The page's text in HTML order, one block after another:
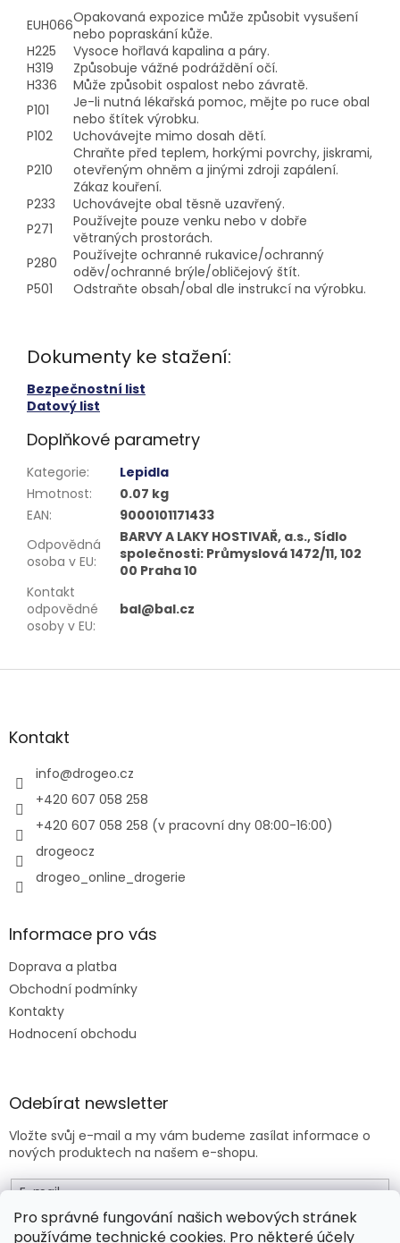
Pro správné fungování našich webových stránek
používáme technické cookies. Pro některé účely
EUH066Opakovaná expozice může způsobit vysušení
nebo popraskání kůže.
H225
Vysoce hořlavá kapalina a páry.
H319
Způsobuje vážné podráždění očí.
H336
Může způsobit ospalost nebo závratě.
P101
Je-li nutná lékařská pomoc, mějte po ruce obal
nebo štítek výrobku.
P102
Uchovávejte mimo dosah dětí.
P210
Chraňte před teplem, horkými povrchy, jiskrami,
otevřeným ohněm a jinými zdroji zapálení.
Zákaz kouření.
P233
Uchovávejte obal těsně uzavřený.
P271
Používejte pouze venku nebo v dobře
větraných prostorách.
P280
Používejte ochranné rukavice/ochranný
oděv/ochranné brýle/obličejový štít.
P501
Odstraňte obsah/obal dle instrukcí na výrobku.
Dokumenty ke stažení:
Bezpečnostní list
Datový list
Doplňkové parametry
Kategorie:
Lepidla
Hmotnost:
0.07 kg
EAN:
9000101171433
Odpovědná
osoba v EU:
BARVY A LAKY HOSTIVAŘ, a.s., Sídlo
společnosti: Průmyslová 1472/11, 102
00 Praha 10
Kontakt
odpovědné
osoby v EU:
bal@bal.cz
Z
aKontakt
info@drogeo.cz
+420 607 058 258
+420 607 058 258 (v pracovní dny 08:00-16:00)
drogeocz
drogeo_online_drogerie
Informace pro vás
Doprava a platba
Obchodní podmínky
Kontakty
Hodnocení obchodu
Odebírat newsletter
Vložte svůj e-mail a my vám budeme zasílat informace o
nových produktech na našem e-shopu.
E-mail